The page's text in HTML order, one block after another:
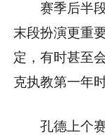
赛季后半
末段扮演更重
定，有时甚至
克执教第一年
孔德上个